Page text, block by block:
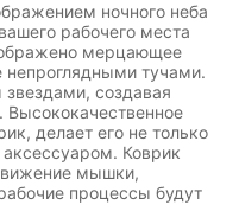
ночного неба
рабочего места
мерцающее
непроглядными тучами.
создавая
Высококачественное
делает его не только
Коврик
мышки,
процессы будут